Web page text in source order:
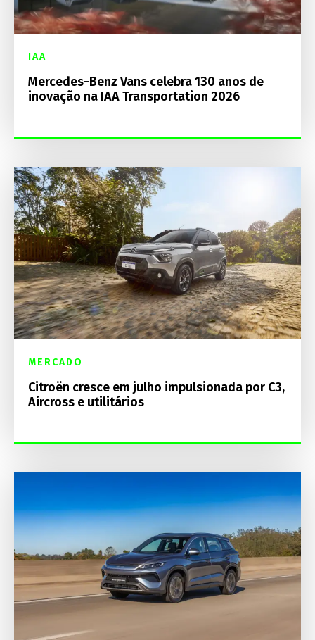
IAA
Mercedes-Benz Vans celebra 130 anos de
inovação na IAA Transportation 2026
MERCADO
Citroën cresce em julho impulsionada por C3,
Aircross e utilitários